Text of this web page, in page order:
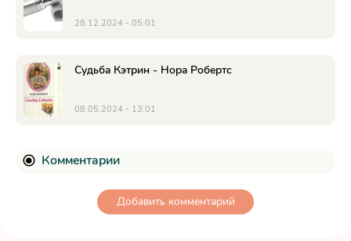
28.12.2024 - 05:01
Судьба Кэтрин - Нора Робертс
08.05.2024 - 13:01
Комментарии
Добавить комментарий